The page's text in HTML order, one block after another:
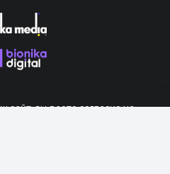
сайт, вы даете согласие на